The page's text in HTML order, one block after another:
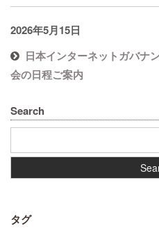
2026年5月15日
日本インターネットガバナ
会の日程ご案内
Search
タグ